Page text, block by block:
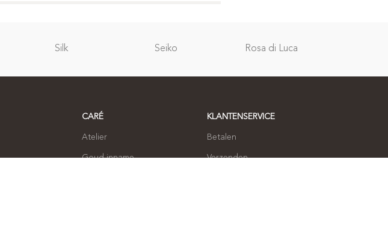
Silk Seiko Rosa di Luca
CARÉ
Atelier
Goud inname
KLANTENSERVICE
Betalen
Verzenden